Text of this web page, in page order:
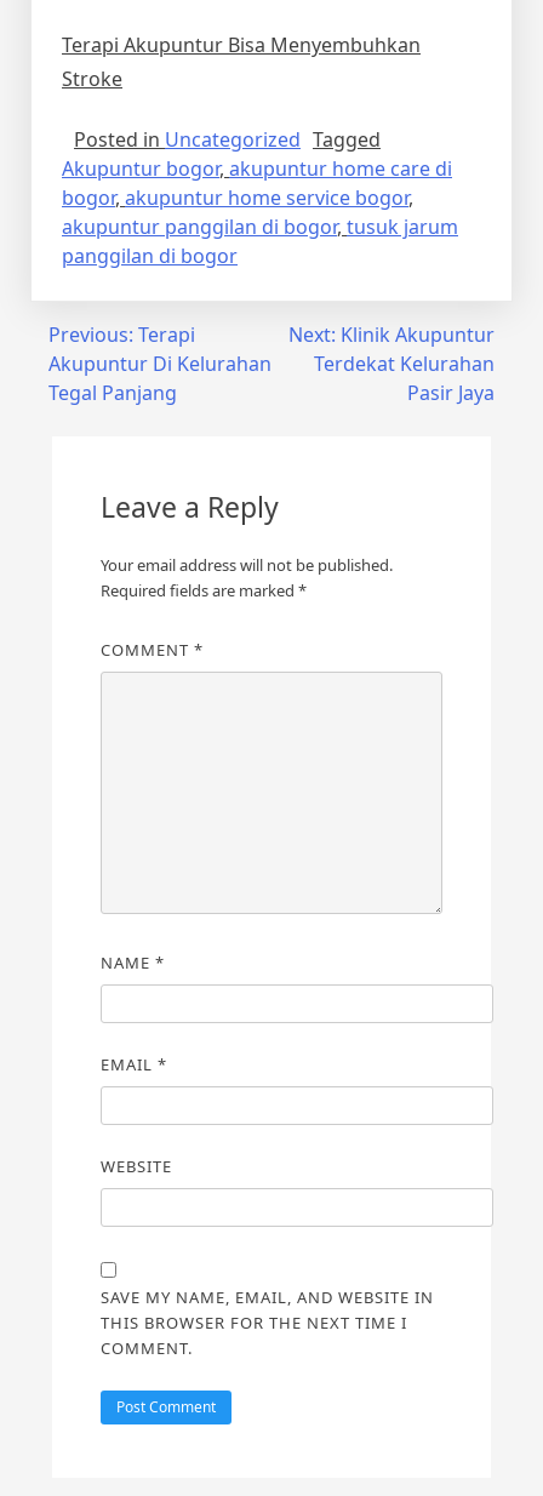
Terapi Akupuntur Bisa Menyembuhkan
Stroke
Posted in Uncategorized Tagged
Akupuntur bogor, akupuntur home care di
bogor, akupuntur home service bogor,
akupuntur panggilan di bogor, tusuk jarum
panggilan di bogor
Post
navigation
Previous: Terapi
Akupuntur Di Kelurahan
Tegal Panjang
Next: Klinik Akupuntur
Terdekat Kelurahan
Pasir Jaya
Leave a Reply
Your email address will not be published.
Required fields are marked *
COMMENT *
NAME *
EMAIL *
WEBSITE
SAVE MY NAME, EMAIL, AND WEBSITE IN
THIS BROWSER FOR THE NEXT TIME I
COMMENT.